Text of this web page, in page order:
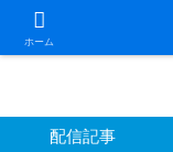
ホーム日本第一！ニ
配信記事